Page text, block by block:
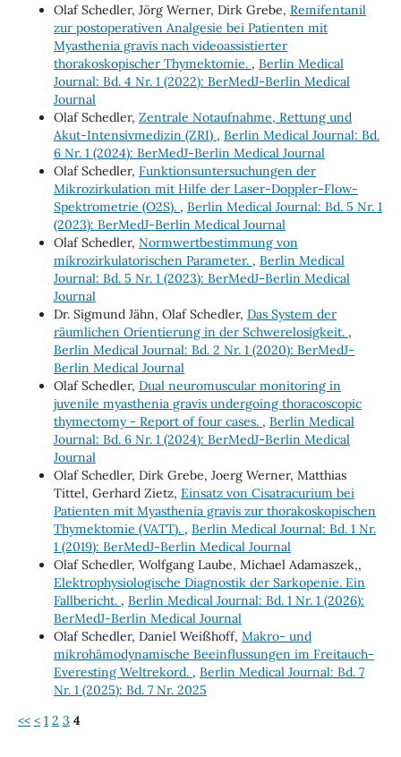
Olaf Schedler, Jörg Werner, Dirk Grebe, Remifentanil
zur postoperativen Analgesie bei Patienten mit
Myasthenia gravis nach videoassistierter
thorakoskopischer Thymektomie. , Berlin Medical
Journal: Bd. 4 Nr. 1 (2022): BerMedJ-Berlin Medical
Journal
Olaf Schedler, Zentrale Notaufnahme, Rettung und
Akut-Intensivmedizin (ZRI) , Berlin Medical Journal: Bd.
6 Nr. 1 (2024): BerMedJ-Berlin Medical Journal
Olaf Schedler, Funktionsuntersuchungen der
Mikrozirkulation mit Hilfe der Laser-Doppler-Flow-
Spektrometrie (O2S). , Berlin Medical Journal: Bd. 5 Nr. 1
(2023): BerMedJ-Berlin Medical Journal
Olaf Schedler, Normwertbestimmung von
mikrozirkulatorischen Parameter. , Berlin Medical
Journal: Bd. 5 Nr. 1 (2023): BerMedJ-Berlin Medical
Journal
Dr. Sigmund Jähn, Olaf Schedler, Das System der
räumlichen Orientierung in der Schwerelosigkeit. ,
Berlin Medical Journal: Bd. 2 Nr. 1 (2020): BerMedJ-
Berlin Medical Journal
Olaf Schedler, Dual neuromuscular monitoring in
juvenile myasthenia gravis undergoing thoracoscopic
thymectomy - Report of four cases. , Berlin Medical
Journal: Bd. 6 Nr. 1 (2024): BerMedJ-Berlin Medical
Journal
Olaf Schedler, Dirk Grebe, Joerg Werner, Matthias
Tittel, Gerhard Zietz, Einsatz von Cisatracurium bei
Patienten mit Myasthenia gravis zur thorakoskopischen
Thymektomie (VATT). , Berlin Medical Journal: Bd. 1 Nr.
1 (2019): BerMedJ-Berlin Medical Journal
Olaf Schedler, Wolfgang Laube, Michael Adamaszek,,
Elektrophysiologische Diagnostik der Sarkopenie. Ein
Fallbericht. , Berlin Medical Journal: Bd. 1 Nr. 1 (2026):
BerMedJ-Berlin Medical Journal
Olaf Schedler, Daniel Weißhoff, Makro- und
mikrohämodynamische Beeinflussungen im Freitauch-
Everesting Weltrekord. , Berlin Medical Journal: Bd. 7
Nr. 1 (2025): Bd. 7 Nr. 2025
<< < 1 2 3 4